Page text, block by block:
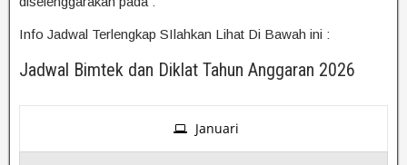
Info Jadwal Terlengkap SIlahkan Lihat Di Bawah ini :
Jadwal Bimtek dan Diklat Tahun Anggaran 2026
Januari